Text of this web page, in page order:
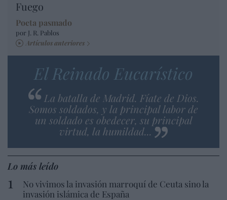
Fuego
Poeta pasmado
por J. R. Pablos
Artículos anteriores
El Reinado Eucarístico
La batalla de Madrid. Fíate de Dios.
Somos soldados, y la principal labor de
un soldado es obedecer, su principal
virtud, la humildad...
Lo más leído
No vivimos la invasión marroquí de Ceuta sino la
invasión islámica de España